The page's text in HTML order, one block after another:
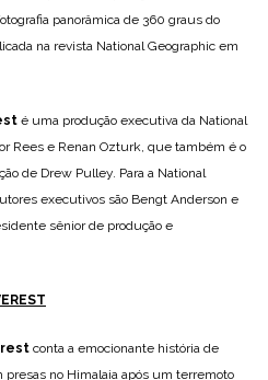
panorâmica de 360 ​​graus do
na revista National Geographic em
é uma produção executiva da National
Rees e Renan Ozturk, que também é o
de Drew Pulley. Para a National
executivos são Bengt Anderson e
sênior de produção e
conta a emocionante história de
presas no Himalaia após um terremoto